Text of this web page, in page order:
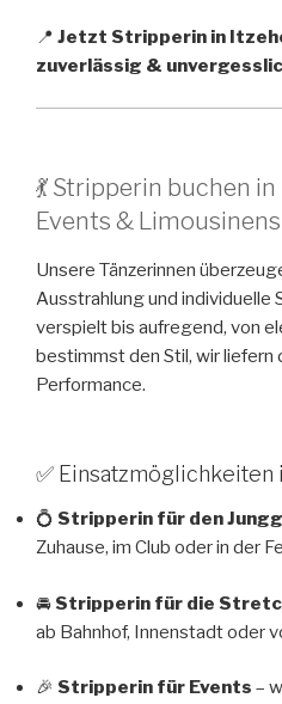
📍 Jetzt Stripperin in
zuverlässig &
💃 Stripperin buchen in
Events &
Unsere Tänzerinnen
Ausstrahlung und individuelle
verspielt bis aufregend, von
bestimmst den Stil, wir liefern
Performance.
✅ Einsatzmöglichkeiten
💍 Stripperin für den
Zuhause, im Club oder in der
🚘 Stripperin für die
ab Bahnhof, Innenstadt oder
🎉 Stripperin für Events –